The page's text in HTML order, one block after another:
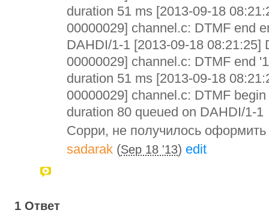
duration 51 ms [2013-09-18
00000029] channel.c: DTMF end
DAHDI/1-1 [2013-09-18 08:21:25]
00000029] channel.c: DTMF end
duration 51 ms [2013-09-18
00000029] channel.c: DTMF
duration 80 queued on DAHDI/1-1
Сорри, не получилось оформить
sadarak (Sep 18 '13) edit
1 Ответ